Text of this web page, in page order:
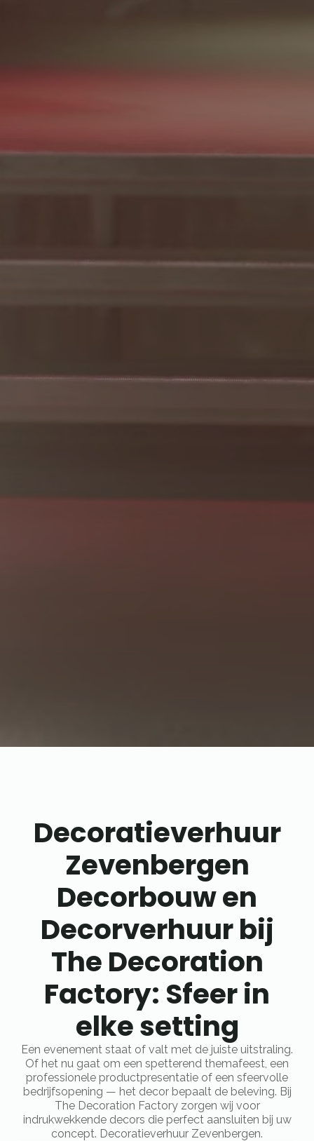
Decoratieverhuur
Zevenbergen
Decorbouw en
Decorverhuur bij
The Decoration
Factory: Sfeer in
elke setting
Een evenement staat of valt met de juiste uitstraling.
Of het nu gaat om een spetterend themafeest, een
professionele productpresentatie of een sfeervolle
bedrijfsopening — het decor bepaalt de beleving. Bij
The Decoration Factory zorgen wij voor
indrukwekkende decors die perfect aansluiten bij uw
concept. Decoratieverhuur Zevenbergen.